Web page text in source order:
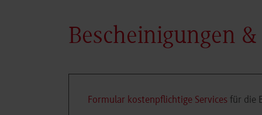
Bescheinigungen &
Formular kostenpflichtige Services für die